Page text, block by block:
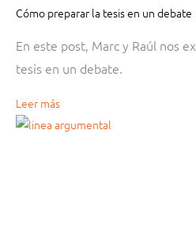
Cómo preparar la tesis en un debate
En este post, Marc y Raúl nos
tesis en un debate.
Leer más